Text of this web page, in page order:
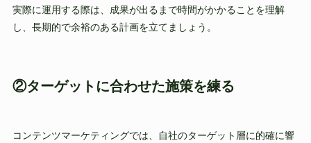
実際に運用する際は、成果が出るまで時間がかかることを理解
し、長期的で余裕のある計画を立てましょう。
②ターゲットに合わせた施策を練る
コンテンツマーケティングでは、自社のターゲット層に的確に響